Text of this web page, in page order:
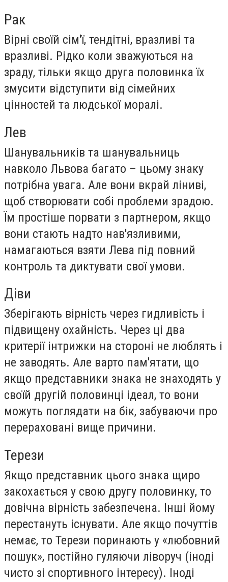
Рак
Вірні своїй сім'ї, тендітні, вразливі та
вразливі. Рідко коли зважуються на
зраду, тільки якщо друга половинка їх
змусити відступити від сімейних
цінностей та людської моралі.
Лев
Шанувальників та шанувальниць
навколо Львова багато – цьому знаку
потрібна увага. Але вони вкрай ліниві,
щоб створювати собі проблеми зрадою.
Їм простіше порвати з партнером, якщо
вони стають надто нав'язливими,
намагаються взяти Лева під повний
контроль та диктувати свої умови.
Діви
Зберігають вірність через гидливість і
підвищену охайність. Через ці два
критерії інтрижки на стороні не люблять і
не заводять. Але варто пам'ятати, що
якщо представники знака не знаходять у
своїй другій половинці ідеал, то вони
можуть поглядати на бік, забуваючи про
перераховані вище причини.
Терези
Якщо представник цього знака щиро
закохається у свою другу половинку, то
довічна вірність забезпечена. Інші йому
перестануть існувати. Але якщо почуттів
немає, то Терези поринають у «любовний
пошук», постійно гуляючи ліворуч (іноді
чисто зі спортивного інтересу). Іноді